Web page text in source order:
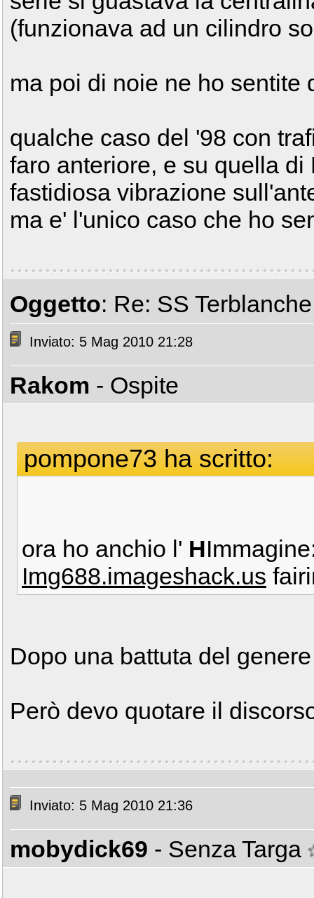
(funzionava ad un cilindro
ma poi di noie ne ho sentite
qualche caso del '98 con
faro anteriore, e su quella
fastidiosa vibrazione
ma e' l'unico caso che ho
Oggetto: Re: SS
Inviato: 5 Mag 2010 21:28
Rakom - Ospite
pompone73 ha scritto:
ora ho anchio l' H
Img688.imageshack.us
Dopo una battuta del
Però devo quotare il
Inviato: 5 Mag 2010 21:36
mobydick69 - Senza Targa